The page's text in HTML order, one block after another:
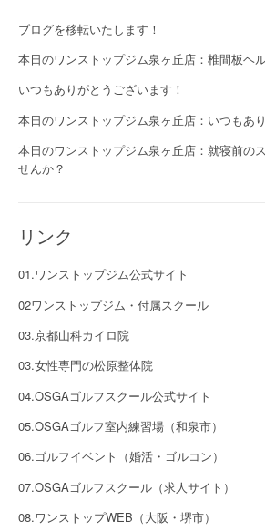
ブログを移転いたします！
本日のワンストップジム泉ヶ丘店：椎間板ヘ
いつもありがとうございます！
本日のワンストップジム泉ヶ丘店：いつもあ
本日のワンストップジム泉ヶ丘店：就寝前の
せんか？
リンク
01.ワンストップジム公式サイト
02ワンストップジム・付属スクール
03.京都山科カイロ院
03.女性専門の松原整体院
04.OSGAゴルフスクール公式サイト
05.OSGAゴルフ室内練習場（和泉市）
06.ゴルフイベント（婚活・ゴルコン）
07.OSGAゴルフスクール（求人サイト）
08.ワンストップWEB（大阪・堺市）